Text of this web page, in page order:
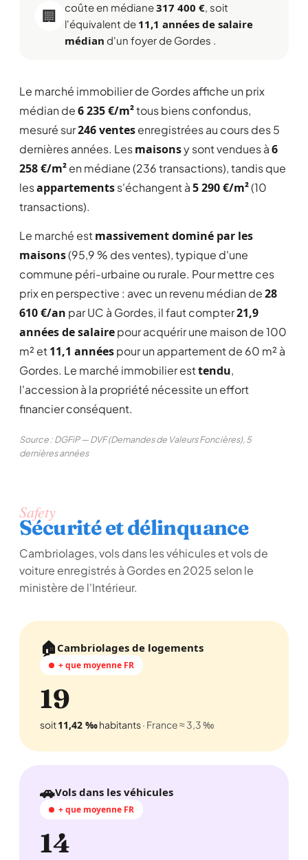
🏢
coûte en médiane317 400 €, soit
l'équivalent de 11,1 années de salaire
médian d'un foyer de Gordes .
Le marché immobilier de Gordes affiche un prix
médian de6 235 €/m²tous biens confondus,
mesuré sur246 ventesenregistrées au cours des 5
dernières années. Lesmaisonsy sont vendues à6
258 €/m²en médiane (236 transactions), tandis que
lesappartementss'échangent à5 290 €/m²(10
transactions).
Le marché estmassivement dominé par les
maisons(95,9 % des ventes), typique d'une
commune péri-urbaine ou rurale. Pour mettre ces
prix en perspective : avec un revenu médian de28
610 €/an par UC à Gordes, il faut compter21,9
années de salairepour acquérir une maison de 100
m² et11,1 annéespour un appartement de 60 m² à
Gordes. Le marché immobilier esttendu,
l'accession à la propriété nécessite un effort
financier conséquent.
Source : DGFiP — DVF (Demandes de Valeurs Foncières), 5
dernières années
Safety
Sécurité et délinquance
Cambriolages, vols dans les véhicules et vols de
voiture enregistrés à Gordes en 2025 selon le
ministère de l'Intérieur.
🏠 Cambriolages de logements
+ que moyenne FR
19
soit11,42 ‰habitants· France ≈ 3,3 ‰
🚗Vols dans les véhicules
+ que moyenne FR
14